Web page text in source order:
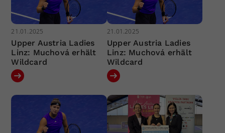
21.01.2025
Upper Austria Ladies
Linz: Muchová erhält
Wildcard
21.01.2025
Upper Austria Ladies
Linz: Muchová erhält
Wildcard